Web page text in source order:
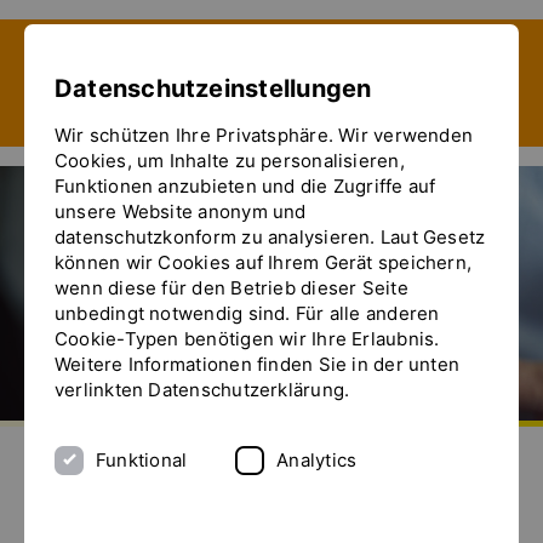
Messen
Datenschutzeinstellungen
Wir schützen Ihre Privatsphäre. Wir verwenden
Cookies, um Inhalte zu personalisieren,
Funktionen anzubieten und die Zugriffe auf
unsere Website anonym und
datenschutzkonform zu analysieren. Laut Gesetz
können wir Cookies auf Ihrem Gerät speichern,
wenn diese für den Betrieb dieser Seite
unbedingt notwendig sind. Für alle anderen
Cookie-Typen benötigen wir Ihre Erlaubnis.
Weitere Informationen finden Sie in der unten
verlinkten Datenschutzerklärung.
Funktional Analytics